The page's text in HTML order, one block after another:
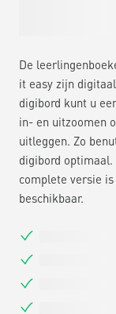
De
it easy zijn
digibord kunt u
in- en uitzoomen
uitleggen. Zo
digibord
complete versie
beschikbaar.